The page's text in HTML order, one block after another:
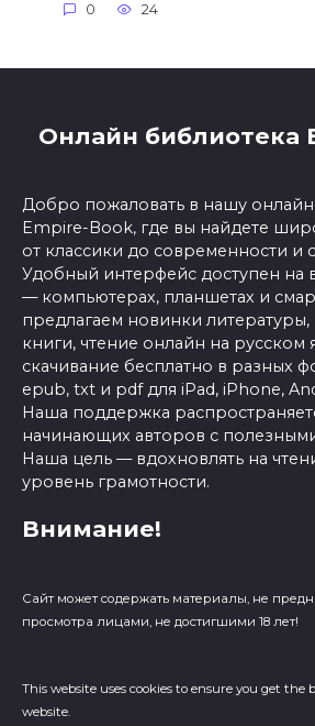
0 24
Онлайн библиотека
Добро пожаловать в нашу
Empire-Book, где вы найдете
от классики до современности и
Удобный интерфейс доступен на
— компьютерах, планшетах и
предлагаем новинки
книги, чтение онлайн на русском
скачивание бесплатно в разных
epub, txt и pdf для iPad, iPhone,
Наша поддержка
начинающих авторов с
Наша цель — вдохновлять на
уровень грамотности.
Внимание!
Сайт может содержать материалы, не
просмотра лицами, не достигшими 18 лет!
This website uses cookies to ensure you get the
website.